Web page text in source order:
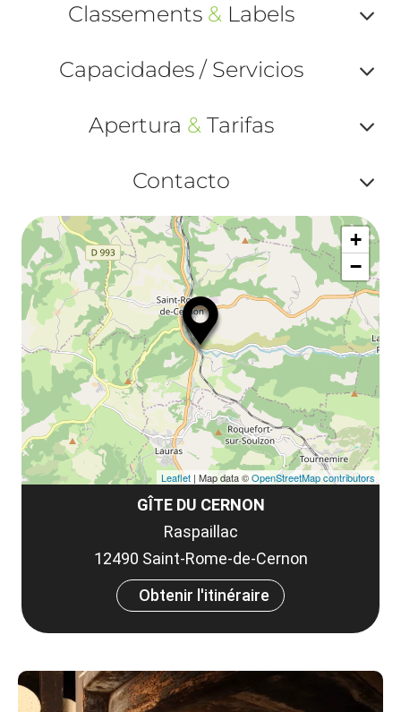
Classements &Labels
ou
Capacidades / Servicios
ou
Apertura &Tarifas
ou
et
Contacto
ou
GÎTE DU CERNON
Raspaillac
12490 Saint-Rome-de-Cernon
Obtenir l'itinéraire
+
−
Leaflet | Map data ©OpenStreetMap contributors